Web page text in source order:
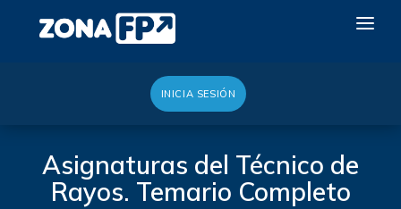
NOTICIAS
INICIA SESIÓN
Asignaturas del Técnico de
Rayos. Temario Completo